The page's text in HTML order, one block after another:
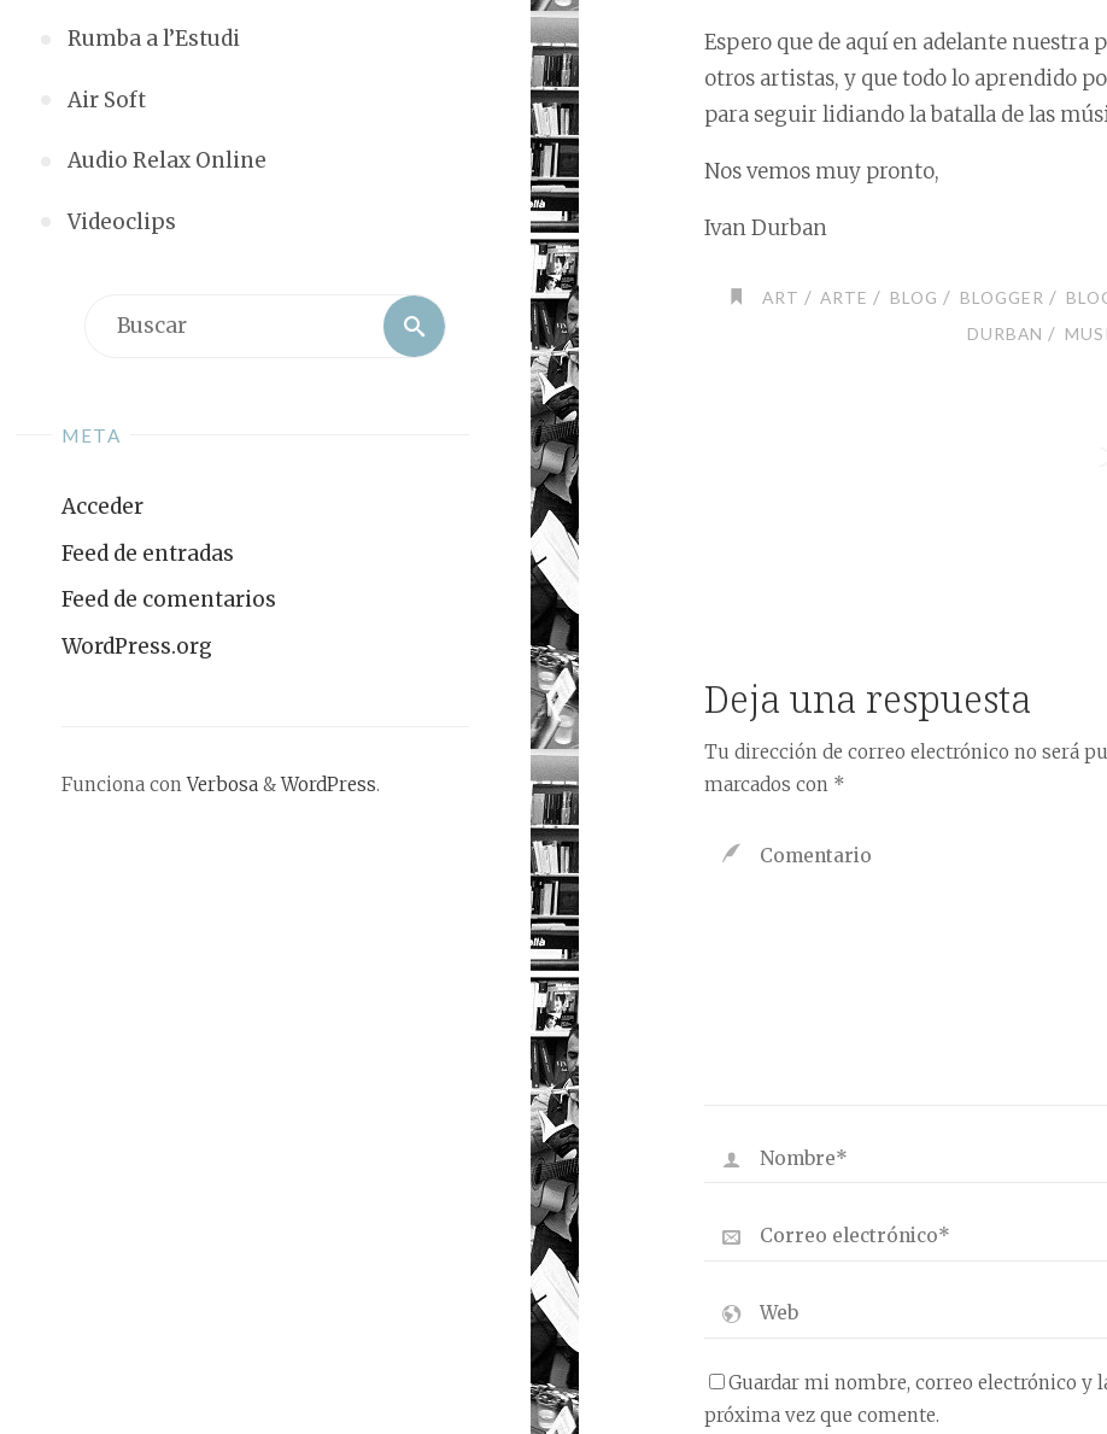
Rumba a l’Estudi
Air Soft
Audio Relax Online
Videoclips
Buscar
META
Acceder
Feed de entradas
Feed de comentarios
WordPress.org
Funciona con Verbosa &WordPress.
Espero que de aquí en adelante
otros artistas, y que todo lo aprendido
para seguir lidiando la batalla de las
Nos vemos muy pronto,
Ivan Durban
ART / ARTE / BLOG / BLOGGER /
DURBAN /
Deja una respuesta
Tu dirección de correo electrónico no será
marcados con *
Guardar mi nombre, correo electrónico y
próxima vez que comente.